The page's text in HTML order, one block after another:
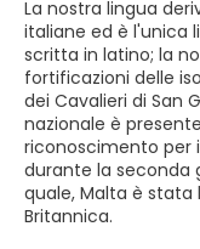
La nostra lingua
italiane ed è l'unica
scritta in latino; la
fortificazioni delle
dei Cavalieri di San
nazionale è
riconoscimento per
durante la seconda
quale, Malta è stata
Britannica.